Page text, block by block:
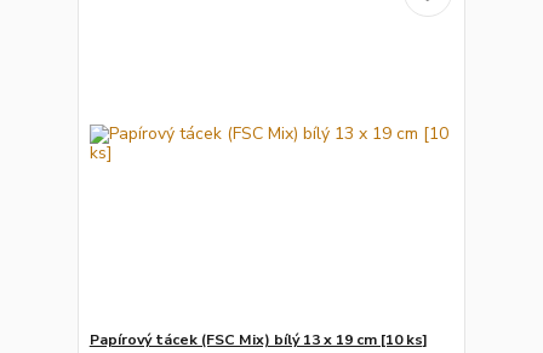
Papírový tácek (FSC Mix) bílý 13 x 19 cm [10 ks]